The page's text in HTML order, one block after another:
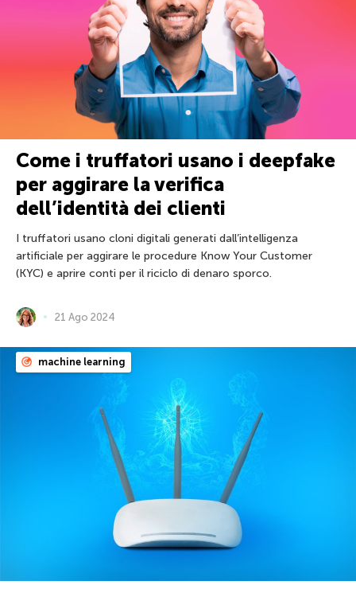
Come i truffatori usano i deepfake
per aggirare la verifica
dell’identità dei clienti
I truffatori usano cloni digitali generati dall’intelligenza
artificiale per aggirare le procedure Know Your Customer
(KYC) e aprire conti per il riciclo di denaro sporco.
21 Ago 2024
machine learning